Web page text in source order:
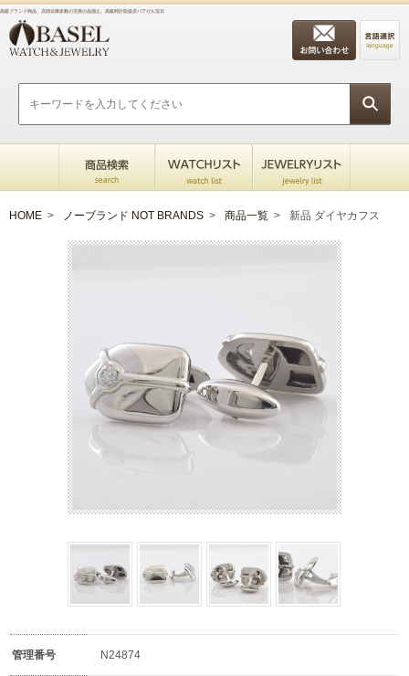
高級ブランド商品、店頭在庫多数の充実の品揃え。高級時計取扱店バアゼル宝石
HOME > ノーブランド NOT BRANDS > 商品一覧 > 新品 ダイヤカフス
管理番号 N24874